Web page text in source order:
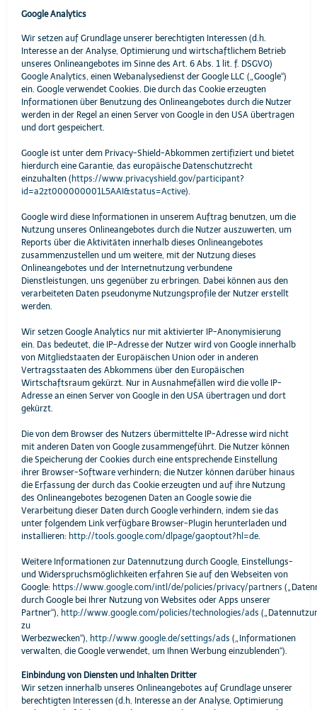
Google Analytics
Wir setzen auf Grundlage unserer berechtigten Interessen (d.h.
Interesse an der Analyse, Optimierung und wirtschaftlichem Betrieb
unseres Onlineangebotes im Sinne des Art. 6 Abs. 1 lit. f. DSGVO)
Google Analytics, einen Webanalysedienst der Google LLC („Google“)
ein. Google verwendet Cookies. Die durch das Cookie erzeugten
Informationen über Benutzung des Onlineangebotes durch die Nutzer
werden in der Regel an einen Server von Google in den USA übertragen
und dort gespeichert.
Google ist unter dem Privacy-Shield-Abkommen zertifiziert und bietet
hierdurch eine Garantie, das europäische Datenschutzrecht
einzuhalten ( https://www.privacyshield.gov/participant?
id=a2zt000000001L5AAI&status=Active).
Google wird diese Informationen in unserem Auftrag benutzen, um die
Nutzung unseres Onlineangebotes durch die Nutzer auszuwerten, um
Reports über die Aktivitäten innerhalb dieses Onlineangebotes
zusammenzustellen und um weitere, mit der Nutzung dieses
Onlineangebotes und der Internetnutzung verbundene
Dienstleistungen, uns gegenüber zu erbringen. Dabei können aus den
verarbeiteten Daten pseudonyme Nutzungsprofile der Nutzer erstellt
werden.
Wir setzen Google Analytics nur mit aktivierter IP-Anonymisierung
ein. Das bedeutet, die IP-Adresse der Nutzer wird von Google innerhalb
von Mitgliedstaaten der Europäischen Union oder in anderen
Vertragsstaaten des Abkommens über den Europäischen
Wirtschaftsraum gekürzt. Nur in Ausnahmefällen wird die volle IP-
Adresse an einen Server von Google in den USA übertragen und dort
gekürzt.
Die von dem Browser des Nutzers übermittelte IP-Adresse wird nicht
mit anderen Daten von Google zusammengeführt. Die Nutzer können
die Speicherung der Cookies durch eine entsprechende Einstellung
ihrer Browser-Software verhindern; die Nutzer können darüber hinaus
die Erfassung der durch das Cookie erzeugten und auf ihre Nutzung
des Onlineangebotes bezogenen Daten an Google sowie die
Verarbeitung dieser Daten durch Google verhindern, indem sie das
unter folgendem Link verfügbare Browser-Plugin herunterladen und
installieren: http://tools.google.com/dlpage/gaoptout?hl=de.
Weitere Informationen zur Datennutzung durch Google, Einstellungs-
und Widerspruchsmöglichkeiten erfahren Sie auf den Webseiten von
Google: https://www.google.com/intl/de/policies/privacy/partners
durch Google bei Ihrer Nutzung von Websites oder Apps unserer
Partner“), http://www.google.com/policies/technologies/ads
zu
Werbezwecken“), http://www.google.de/settings/ads („Informationen
verwalten, die Google verwendet, um Ihnen Werbung einzublenden“).
Einbindung von Diensten und Inhalten Dritter
Wir setzen innerhalb unseres Onlineangebotes auf Grundlage unserer
berechtigten Interessen (d.h. Interesse an der Analyse, Optimierung